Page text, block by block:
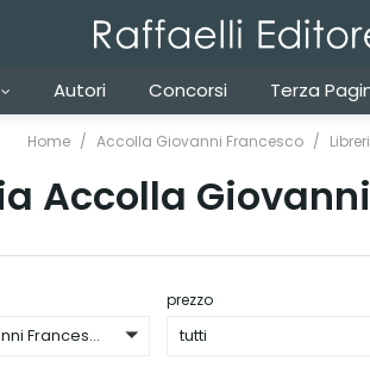
Autori Concorsi Terza
Home Accolla Giovanni Francesco
Accolla
Accolla Giovanni Francesco
prezzo
tutti